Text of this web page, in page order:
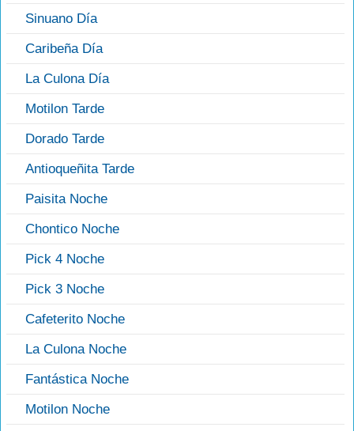
Sinuano Día
Caribeña Día
La Culona Día
Motilon Tarde
Dorado Tarde
Antioqueñita Tarde
Paisita Noche
Chontico Noche
Pick 4 Noche
Pick 3 Noche
Cafeterito Noche
La Culona Noche
Fantástica Noche
Motilon Noche